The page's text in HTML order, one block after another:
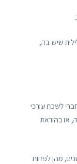
שיש בה,
לשכת עורכי
או בהוראת
מהן לפחות